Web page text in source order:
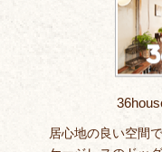
居心地の良い空間